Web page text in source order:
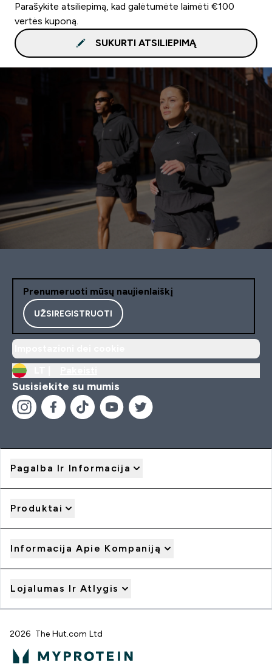
Parašykite atsiliepimą, kad galėtumėte laimėti €100
vertės kuponą.
SUKURTI ATSILIEPIMĄ
Prenumeruoti mūsų naujienlaiškį
UŽSIREGISTRUOTI
Susisiekite su mumis
Pagalba Ir Informacija
Produktai
Informacija Apie Kompaniją
Lojalumas Ir Atlygis
2026 The Hut.com Ltd